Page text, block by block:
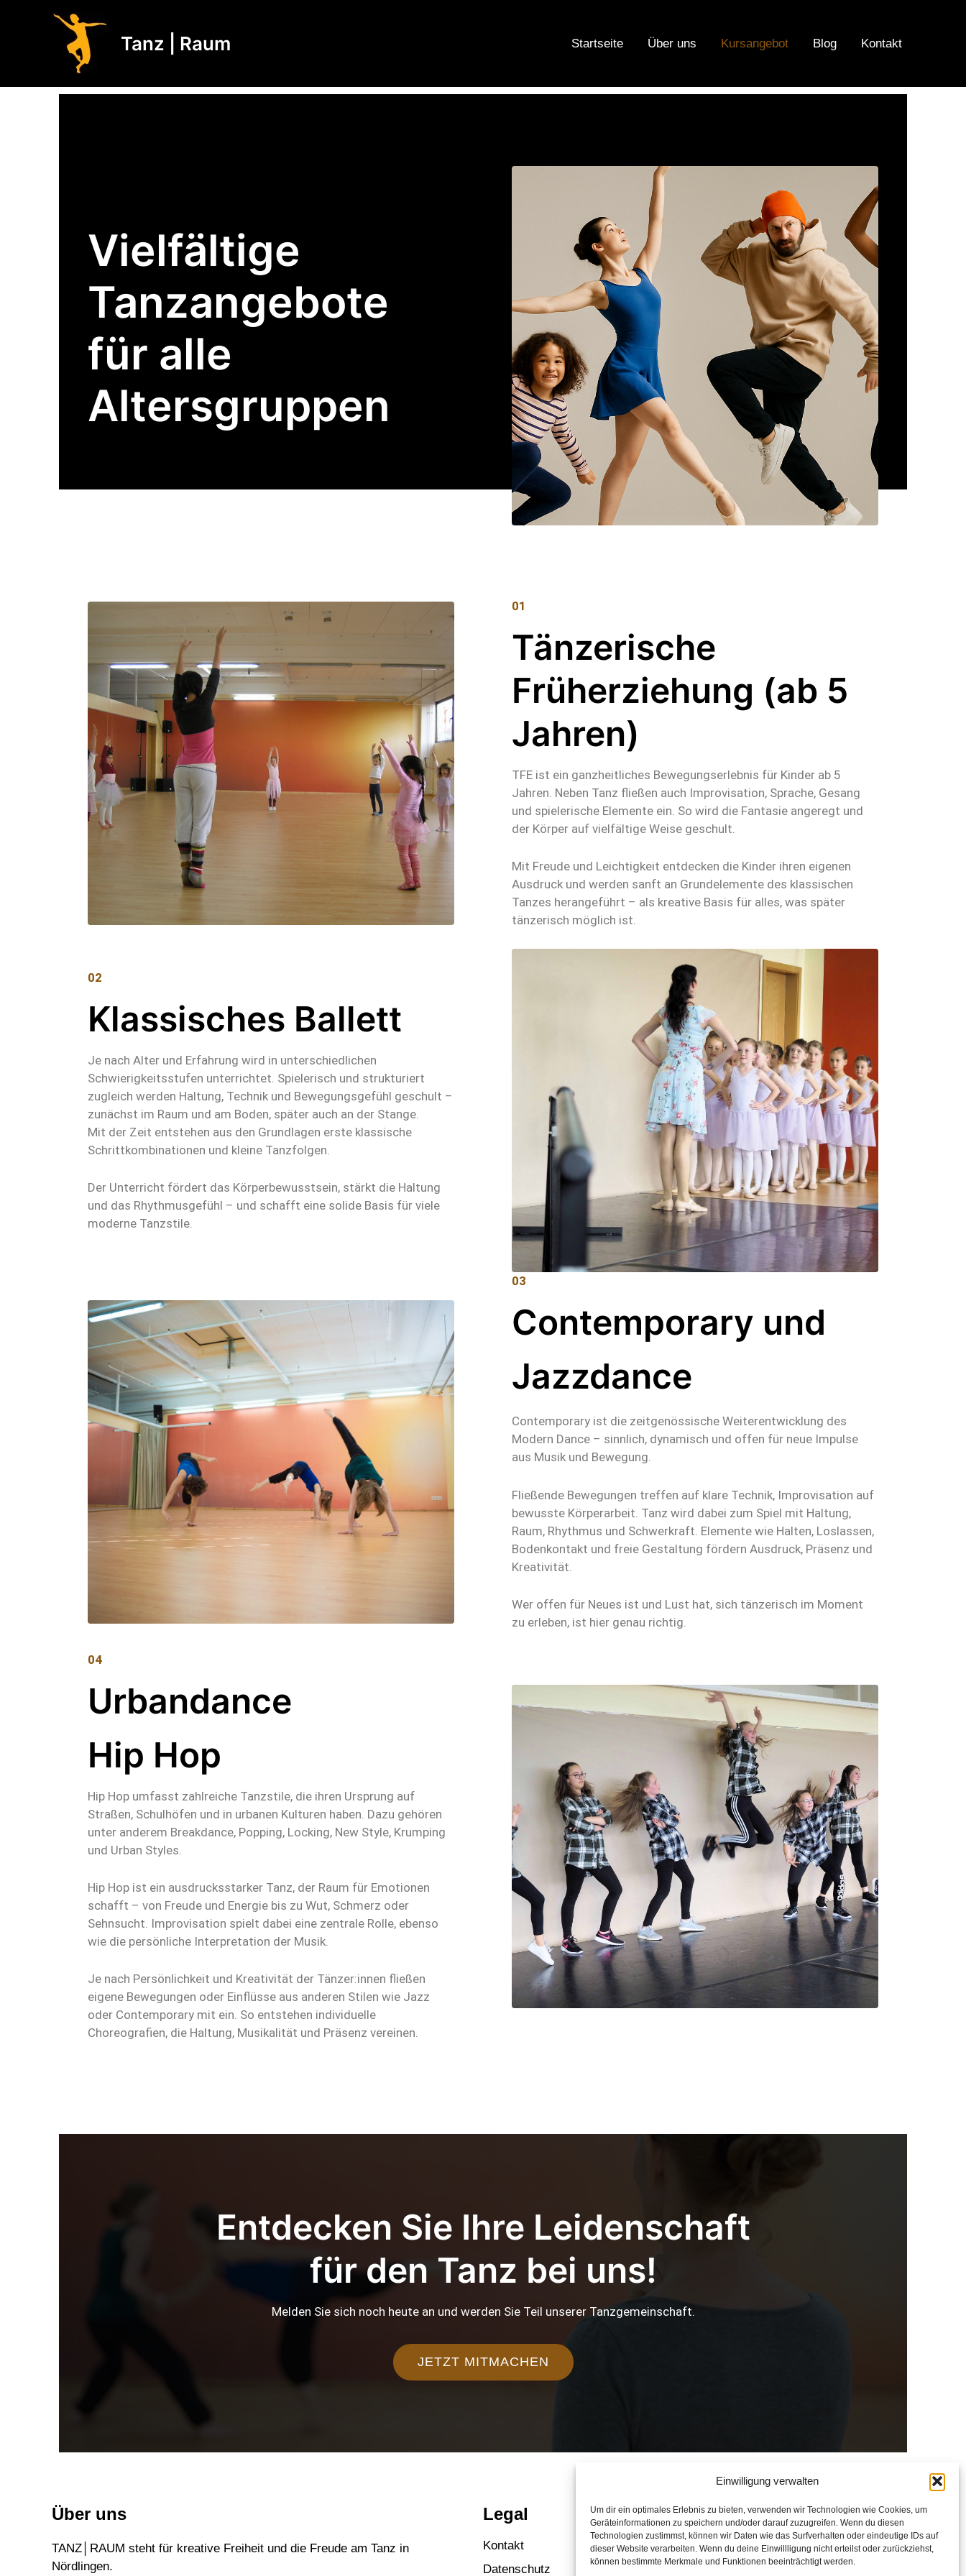
Einwilligung verwalten
Um dir ein optimales Erlebnis zu bieten, verwenden wir Technologien wie Cookies, um
Geräteinformationen zu speichern und/oder darauf zuzugreifen. Wenn du diesen
Technologien zustimmst, können wir Daten wie das Surfverhalten oder eindeutige IDs auf
dieser Website verarbeiten. Wenn du deine Einwillligung nicht erteilst oder zurückziehst,
können bestimmte Merkmale und Funktionen beeinträchtigt werden.
Tanz | Raum Startseite Über uns Kursangebot Blog Kontakt
Vielfältige
Tanzangebote
für alle
Altersgruppen
01
Tänzerische
Früherziehung (ab 5
Jahren)
TFE ist ein ganzheitliches Bewegungserlebnis für Kinder ab 5
Jahren. Neben Tanz fließen auch Improvisation, Sprache, Gesang
und spielerische Elemente ein. So wird die Fantasie angeregt und
der Körper auf vielfältige Weise geschult.
Mit Freude und Leichtigkeit entdecken die Kinder ihren eigenen
Ausdruck und werden sanft an Grundelemente des klassischen
Tanzes herangeführt – als kreative Basis für alles, was später
tänzerisch möglich ist.
02
Klassisches Ballett
Je nach Alter und Erfahrung wird in unterschiedlichen
Schwierigkeitsstufen unterrichtet. Spielerisch und strukturiert
zugleich werden Haltung, Technik und Bewegungsgefühl geschult –
zunächst im Raum und am Boden, später auch an der Stange.
Mit der Zeit entstehen aus den Grundlagen erste klassische
Schrittkombinationen und kleine Tanzfolgen.
Der Unterricht fördert das Körperbewusstsein, stärkt die Haltung
und das Rhythmusgefühl – und schafft eine solide Basis für viele
moderne Tanzstile.
03
Contemporary und
Jazzdance
Contemporary ist die zeitgenössische Weiterentwicklung des
Modern Dance – sinnlich, dynamisch und offen für neue Impulse
aus Musik und Bewegung.
Fließende Bewegungen treffen auf klare Technik, Improvisation auf
bewusste Körperarbeit. Tanz wird dabei zum Spiel mit Haltung,
Raum, Rhythmus und Schwerkraft. Elemente wie Halten, Loslassen,
Bodenkontakt und freie Gestaltung fördern Ausdruck, Präsenz und
Kreativität.
Wer offen für Neues ist und Lust hat, sich tänzerisch im Moment
zu erleben, ist hier genau richtig.
04
Urbandance
Hip Hop
Hip Hop umfasst zahlreiche Tanzstile, die ihren Ursprung auf
Straßen, Schulhöfen und in urbanen Kulturen haben. Dazu gehören
unter anderem Breakdance, Popping, Locking, New Style, Krumping
und Urban Styles.
Hip Hop ist ein ausdrucksstarker Tanz, der Raum für Emotionen
schafft – von Freude und Energie bis zu Wut, Schmerz oder
Sehnsucht. Improvisation spielt dabei eine zentrale Rolle, ebenso
wie die persönliche Interpretation der Musik.
Je nach Persönlichkeit und Kreativität der Tänzer:innen fließen
eigene Bewegungen oder Einflüsse aus anderen Stilen wie Jazz
oder Contemporary mit ein. So entstehen individuelle
Choreografien, die Haltung, Musikalität und Präsenz vereinen.
Entdecken Sie Ihre Leidenschaft
für den Tanz bei uns!
Melden Sie sich noch heute an und werden Sie Teil unserer Tanzgemeinschaft.
JETZT MITMACHEN
Über uns
TANZ│RAUM steht für kreative Freiheit und die Freude am Tanz in
Nördlingen.
Legal
Kontakt
Datenschutz
Kontaktinformationen
E-Mail: buero@tanzraum-ries.de